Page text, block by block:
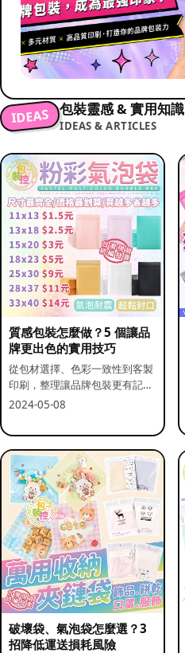
IDEAS 包裝靈感 & 實用知識
IDEAS & ARTICLES
質感包裝怎麼做？5 個讓品
牌更出色的實用技巧
從包材選擇、色彩一致性到客製
印刷，整理讓品牌包裝更有記憶
點的實用做法。
2024-05-08
破壞袋、氣泡袋怎麼選？3
招降低運送損耗風險